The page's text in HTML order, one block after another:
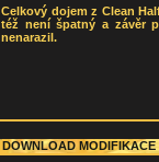
Celkový dojem z Clean
též není špatný a závěr
nenarazil.
DOWNLOAD MODIFIKACE